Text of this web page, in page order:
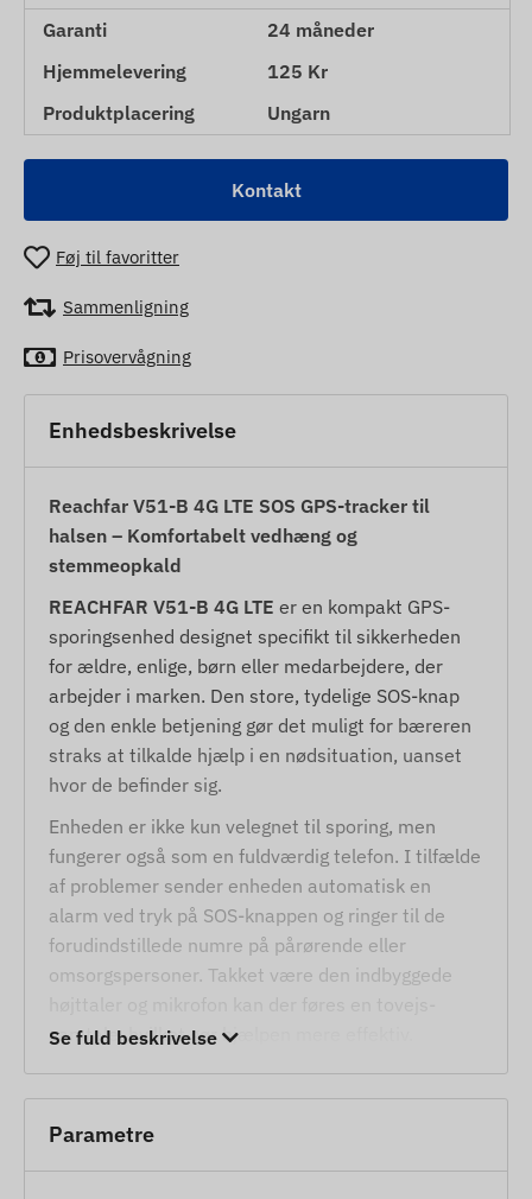
Garanti
24 måneder
Hjemmelevering
125 Kr
Produktplacering
Ungarn
Kontakt
Føj til favoritter
Sammenligning
Prisovervågning
Enhedsbeskrivelse
Reachfar V51-B 4G LTE SOS GPS-tracker til
halsen – Komfortabelt vedhæng og
stemmeopkald
REACHFAR V51-B 4G LTE er en kompakt GPS-
sporingsenhed designet specifikt til sikkerheden
for ældre, enlige, børn eller medarbejdere, der
arbejder i marken. Den store, tydelige SOS-knap
og den enkle betjening gør det muligt for bæreren
straks at tilkalde hjælp i en nødsituation, uanset
hvor de befinder sig.
Enheden er ikke kun velegnet til sporing, men
fungerer også som en fuldværdig telefon. I tilfælde
af problemer sender enheden automatisk en
alarm ved tryk på SOS-knappen og ringer til de
forudindstillede numre på pårørende eller
omsorgspersoner. Takket være den indbyggede
samtale, hvilket gør hjælpen mere effektiv.
stabil forbindelse, og positioneringen understøttes
af GPS-satellitter samt WIFI-netværk og LBS-
Se fuld beskrivelse
Parametre